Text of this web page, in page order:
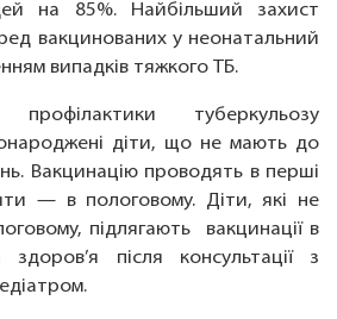
на 85%. Найбільший захист
вакцинованих у неонатальний
випадків тяжкого ТБ.
туберкульозу
діти, що не мають до
Вакцинацію проводять в перші
— в пологовому. Діти, які не
підлягають вакцинації в
після консультації з